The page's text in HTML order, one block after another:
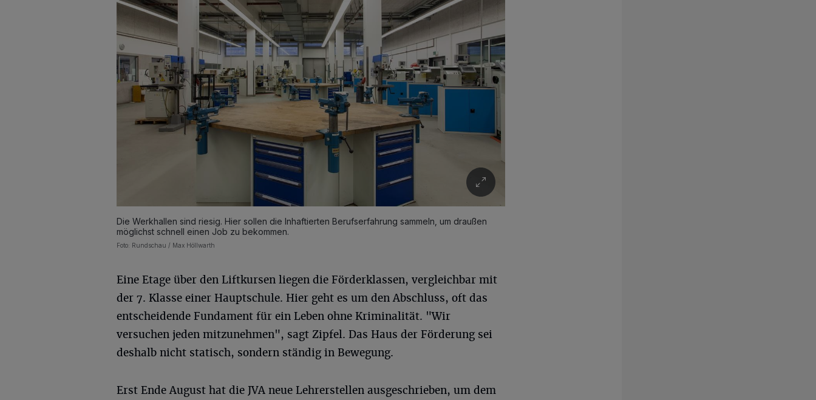
Die Werkhallen sind riesig. Hier sollen die Inhaftierten Berufserfahrung sammeln, um draußen
möglichst schnell einen Job zu bekommen.
Foto: Rundschau / Max Höllwarth
Eine Etage über den Liftkursen liegen die Förderklassen, vergleichbar mit
der 7. Klasse einer Hauptschule. Hier geht es um den Abschluss, oft das
entscheidende Fundament für ein Leben ohne Kriminalität. "Wir
versuchen jeden mitzunehmen", sagt Zipfel. Das Haus der Förderung sei
deshalb nicht statisch, sondern ständig in Bewegung.
Erst Ende August hat die JVA neue Lehrerstellen ausgeschrieben, um dem